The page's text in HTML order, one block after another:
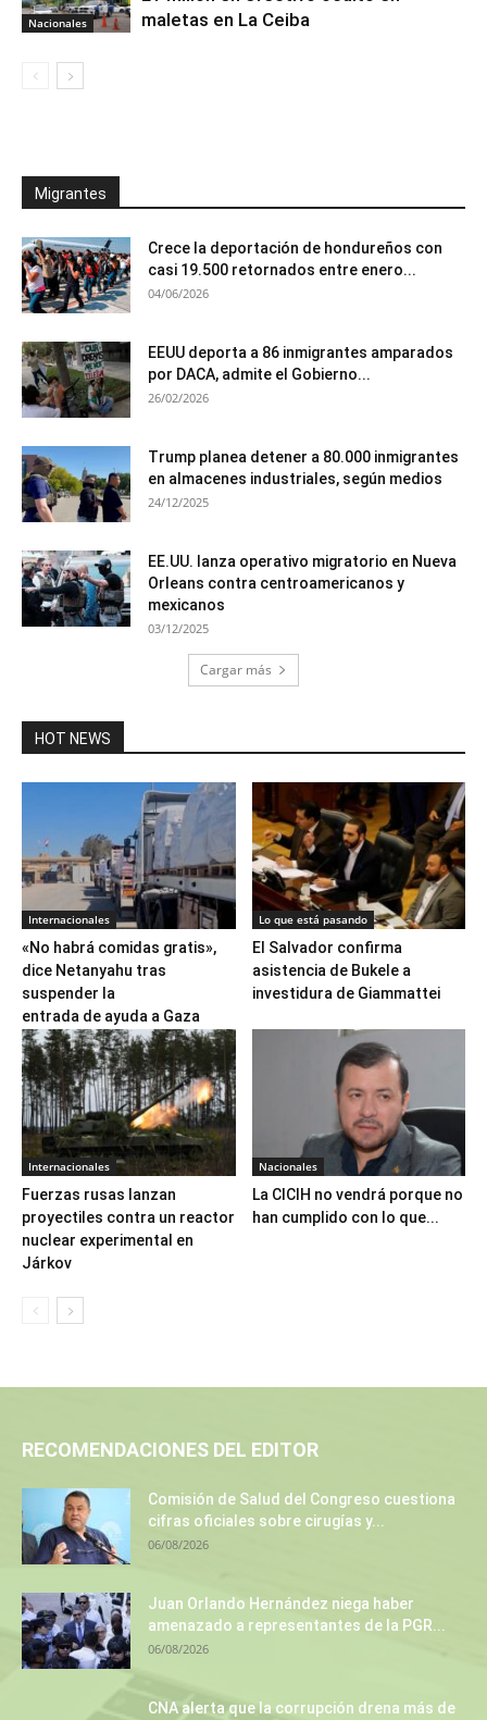
Nacionales
maletas en La Ceiba
Migrantes
Crece la deportación de hondureños con
casi 19.500 retornados entre enero...
04/06/2026
EEUU deporta a 86 inmigrantes amparados
por DACA, admite el Gobierno...
26/02/2026
Trump planea detener a 80.000 inmigrantes
en almacenes industriales, según medios
24/12/2025
EE.UU. lanza operativo migratorio en Nueva
Orleans contra centroamericanos y
mexicanos
03/12/2025
Cargar más
HOT NEWS
Internacionales
«No habrá comidas gratis»,
dice Netanyahu tras
suspender la
entrada de ayuda a Gaza
Lo que está pasando
El Salvador confirma
asistencia de Bukele a
investidura de Giammattei
Internacionales
Fuerzas rusas lanzan
proyectiles contra un reactor
nuclear experimental en
Járkov
Nacionales
La CICIH no vendrá porque no
han cumplido con lo que...
RECOMENDACIONES DEL EDITOR
Comisión de Salud del Congreso cuestiona
cifras oficiales sobre cirugías y...
06/08/2026
Juan Orlando Hernández niega haber
amenazado a representantes de la PGR...
06/08/2026
CNA alerta que la corrupción drena más de